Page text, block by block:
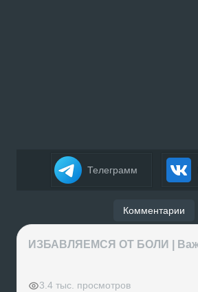
Телеграмм
Комментарии
3.4 тыс. просмотров